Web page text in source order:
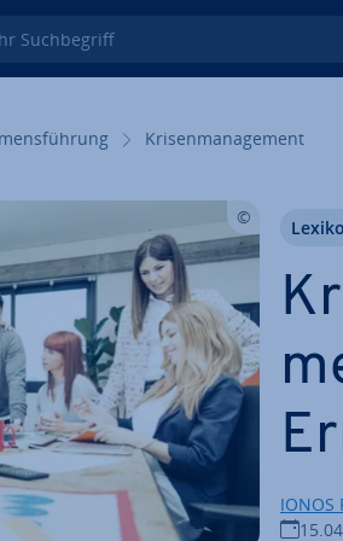
Such­be­griff
Kri­sen­ma­nage­ment
IONOS